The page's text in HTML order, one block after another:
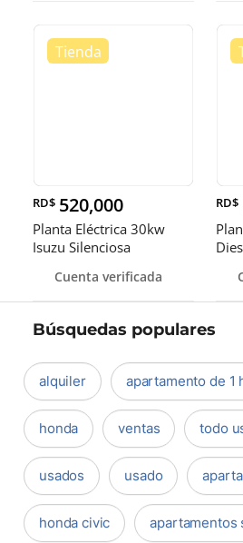
RD$ 520,000
Planta Eléctrica 30kw
Isuzu Silenciosa
Cuenta verificada
RD$
Búsquedas populares
alquiler apartamento de 1
honda ventas todo
usados usado
honda civic apartamentos